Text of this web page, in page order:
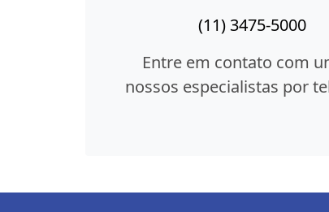
(11) 3475-5000
Entre em contato com
nossos especialistas por